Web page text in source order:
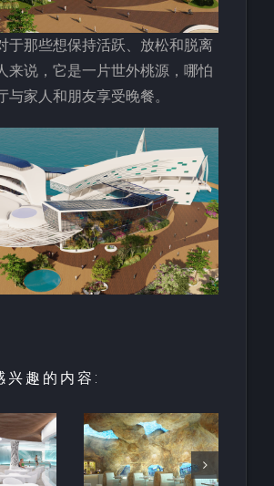
于那些想保持活跃、放松和脱离
来说，它是一片世外桃源，哪怕
与家人和朋友享受晚餐。
兴趣的内容:
亲水建
室内人
天然梯田泳
池